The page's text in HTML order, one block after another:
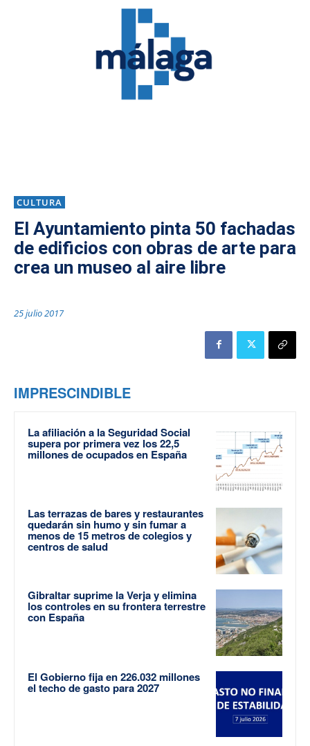
CULTURA
El Ayuntamiento pinta 50 fachadas
de edificios con obras de arte para
crea un museo al aire libre
25 julio 2017
IMPRESCINDIBLE
La afiliación a la Seguridad Social
supera por primera vez los 22,5
millones de ocupados en España
Las terrazas de bares y restaurantes
quedarán sin humo y sin fumar a
menos de 15 metros de colegios y
centros de salud
Gibraltar suprime la Verja y elimina
los controles en su frontera terrestre
con España
El Gobierno fija en 226.032 millones
el techo de gasto para 2027